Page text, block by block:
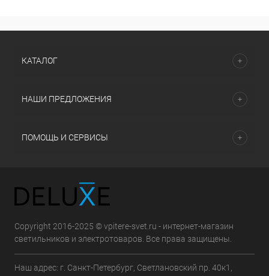
КАТАЛОГ
НАШИ ПРЕДЛОЖЕНИЯ
ПОМОЩЬ И СЕРВИСЫ
Copyright 2016-2025 © vpitere-svet.ru - интернет-магазин
светильников и электротоваров. Все права защищены.
Наш адрес: г. Санкт-Петербург, Светлановский пр. 40к1,